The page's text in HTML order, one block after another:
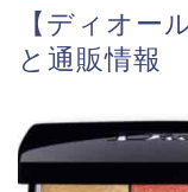
【ディオー
と通販情報